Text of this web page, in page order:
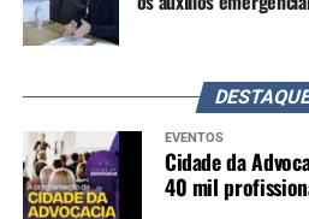
EVENTOS
Cidade da
40 mil